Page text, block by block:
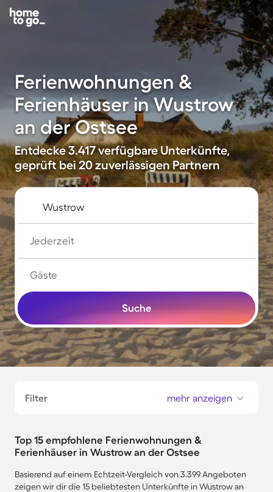
Ferienwohnungen &
Ferienhäuser in Wustrow
an der Ostsee
Entdecke 3.417 verfügbare Unterkünfte,
geprüft bei 20 zuverlässigen Partnern
Jederzeit
Gäste
Suche
Filter mehr anzeigen
Top 15 empfohlene Ferienwohnungen &
Ferienhäuser in Wustrow an der Ostsee
Basierend auf einem Echtzeit-Vergleich von 3.399 Angeboten
zeigen wir dir die 15 beliebtesten Unterkünfte in Wustrow an